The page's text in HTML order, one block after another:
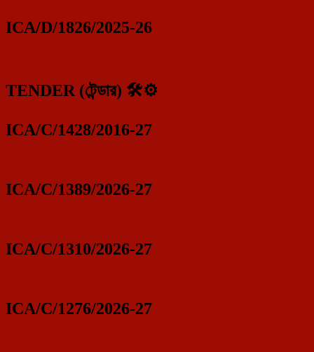
ICA/D/1826/2025-26
TENDER (টেন্ডার) 🛠️⚙️
ICA/C/1428/2016-27
ICA/C/1389/2026-27
ICA/C/1310/2026-27
ICA/C/1276/2026-27